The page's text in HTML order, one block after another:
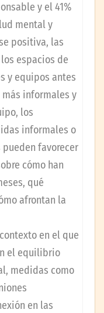
y el 41%
mental y
positiva, las
espacios de
y equipos antes
informales y
los
informales o
favorecer
cómo han
qué
afrontan la
en el que
el equilibrio
medidas como
en las